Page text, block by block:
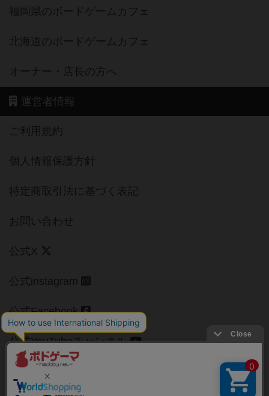
福岡県のボードゲームカフェ
北海道のボードゲームカフェ
オーナー・店長の方へ
運営者情報
ご利用規約
個人情報保護方針
特定商取引法に基づく表記
お問い合わせ
公式X
公式instagram
公式Facebook
公式YouTubeチャンネル